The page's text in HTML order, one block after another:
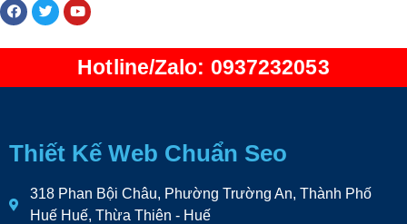
Hotline/Zalo: 0937232053
Thiết Kế Web Chuẩn Seo
318 Phan Bội Châu, Phường Trường An, Thành Phố
Huế Huế, Thừa Thiên - Huế